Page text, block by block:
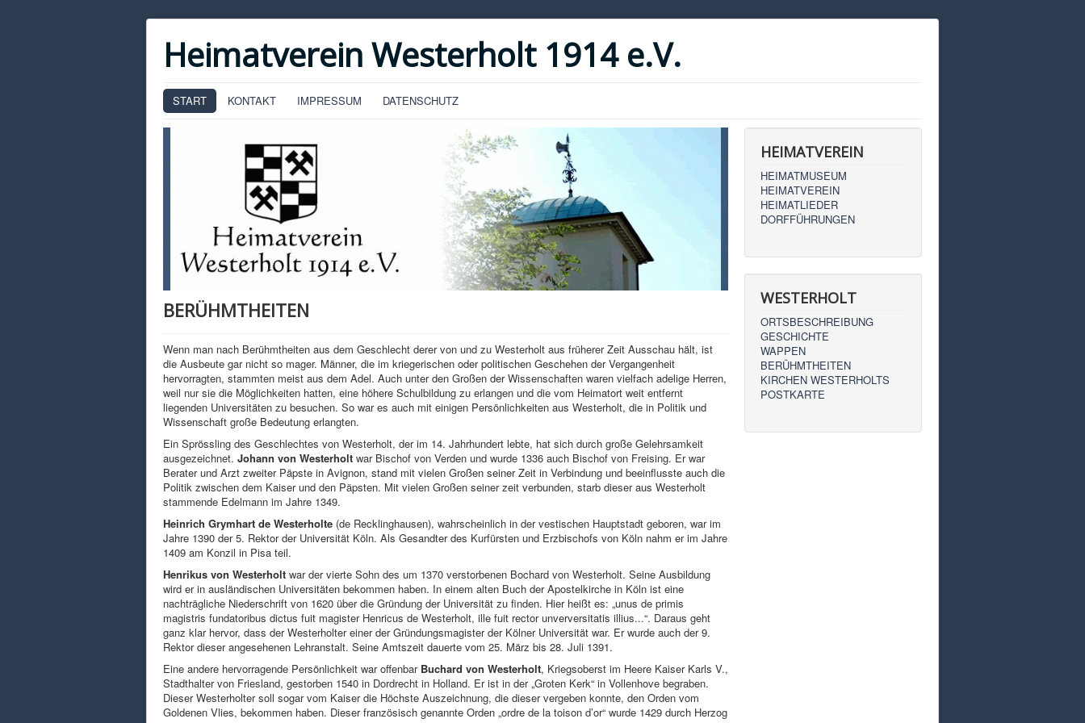
Heimatverein Westerholt 1914 e.V.
START KONTAKT IMPRESSUM DATENSCHUTZ
BERÜHMTHEITEN
Wenn man nach Berühmtheiten aus dem Geschlecht derer von und zu Westerholt aus früherer Zeit Ausschau hält, ist
die Ausbeute gar nicht so mager. Männer, die im kriegerischen oder politischen Geschehen der Vergangenheit
hervorragten, stammten meist aus dem Adel. Auch unter den Großen der Wissenschaften waren vielfach adelige Herren,
weil nur sie die Möglichkeiten hatten, eine höhere Schulbildung zu erlangen und die vom Heimatort weit entfernt
liegenden Universitäten zu besuchen. So war es auch mit einigen Persönlichkeiten aus Westerholt, die in Politik und
Wissenschaft große Bedeutung erlangten.
Ein Sprössling des Geschlechtes von Westerholt, der im 14. Jahrhundert lebte, hat sich durch große Gelehrsamkeit
ausgezeichnet. Johann von Westerholt war Bischof von Verden und wurde 1336 auch Bischof von Freising. Er war
Berater und Arzt zweiter Päpste in Avignon, stand mit vielen Großen seiner Zeit in Verbindung und beeinflusste auch die
Politik zwischen dem Kaiser und den Päpsten. Mit vielen Großen seiner zeit verbunden, starb dieser aus Westerholt
stammende Edelmann im Jahre 1349.
Heinrich Grymhart de Westerholte (de Recklinghausen), wahrscheinlich in der vestischen Hauptstadt geboren, war im
Jahre 1390 der 5. Rektor der Universität Köln. Als Gesandter des Kurfürsten und Erzbischofs von Köln nahm er im Jahre
1409 am Konzil in Pisa teil.
Henrikus von Westerholt war der vierte Sohn des um 1370 verstorbenen Bochard von Westerholt. Seine Ausbildung
wird er in ausländischen Universitäten bekommen haben. In einem alten Buch der Apostelkirche in Köln ist eine
nachträgliche Niederschrift von 1620 über die Gründung der Universität zu finden. Hier heißt es: „unus de primis
magistris fundatoribus dictus fuit magister Henricus de Westerholt, ille fuit rector unverversitatis illius...“. Daraus geht
ganz klar hervor, dass der Westerholter einer der Gründungsmagister der Kölner Universität war. Er wurde auch der 9.
Rektor dieser angesehenen Lehranstalt. Seine Amtszeit dauerte vom 25. März bis 28. Juli 1391.
Eine andere hervorragende Persönlichkeit war offenbar Buchard von Westerholt, Kriegsoberst im Heere Kaiser Karls V.,
Stadthalter von Friesland, gestorben 1540 in Dordrecht in Holland. Er ist in der „Groten Kerk“ in Vollenhove begraben.
Dieser Westerholter soll sogar vom Kaiser die Höchste Auszeichnung, die dieser vergeben konnte, den Orden vom
Goldenen Vlies, bekommen haben. Dieser französisch genannte Orden „ordre de la toison d’or“ wurde 1429 durch Herzog
HEIMATVEREIN
HEIMATMUSEUM
HEIMATVEREIN
HEIMATLIEDER
DORFFÜHRUNGEN
WESTERHOLT
ORTSBESCHREIBUNG
GESCHICHTE
WAPPEN
BERÜHMTHEITEN
KIRCHEN WESTERHOLTS
POSTKARTE